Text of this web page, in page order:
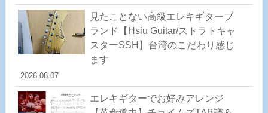
見たことない高級エレキギターブ
ランド【Hsiu Guitar/ストラトキャ
スターSSH】台湾のこだわり感じ
ます
2026.08.07
エレキギターでお好みアレンジ